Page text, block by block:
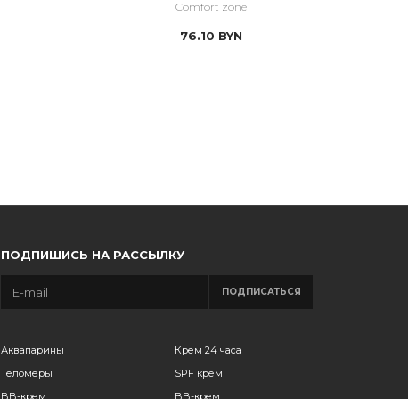
Comfort zone
76.10 BYN
ПОДПИШИСЬ НА РАССЫЛКУ
ПОДПИСАТЬСЯ
Аквапарины
Теломеры
BB-крем
Крем 24 часа
SPF крем
BB-крем